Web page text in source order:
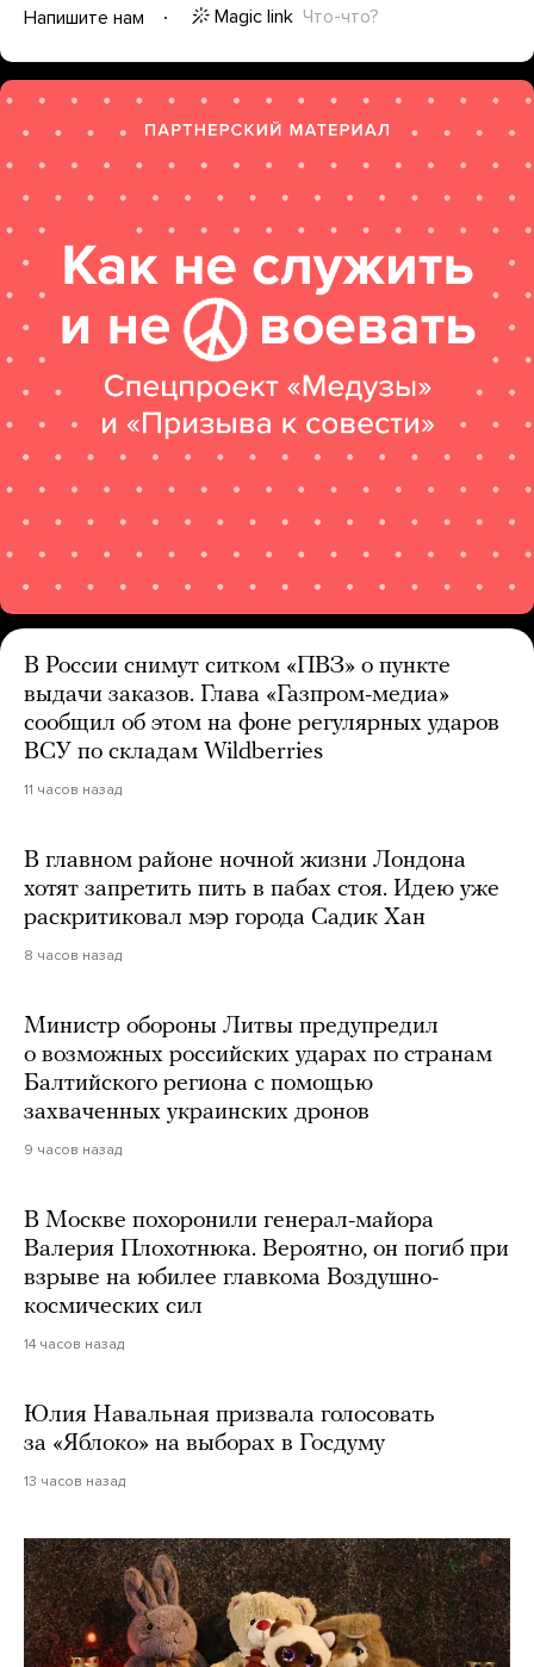
Напишите нам
Magic link Что-что?
В России снимут ситком «ПВЗ» о пункте
выдачи заказов. Глава «Газпром-медиа»
сообщил об этом на фоне регулярных ударов
ВСУ по складам Wildberries
11 часов назад
В главном районе ночной жизни Лондона
хотят запретить пить в пабах стоя. Идею уже
раскритиковал мэр города Садик Хан
8 часов назад
Министр обороны Литвы предупредил
о возможных российских ударах по странам
Балтийского региона с помощью
захваченных украинских дронов
9 часов назад
В Москве похоронили генерал-майора
Валерия Плохотнюка. Вероятно, он погиб при
взрыве на юбилее главкома Воздушно-
космических сил
14 часов назад
Юлия Навальная призвала голосовать
за «Яблоко» на выборах в Госдуму
13 часов назад